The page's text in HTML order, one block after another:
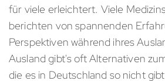
für viele erleichtert. Viele
berichten von spannenden
Perspektiven während ihres
Ausland gibt's oft Alternativen
die es in Deutschland so nicht